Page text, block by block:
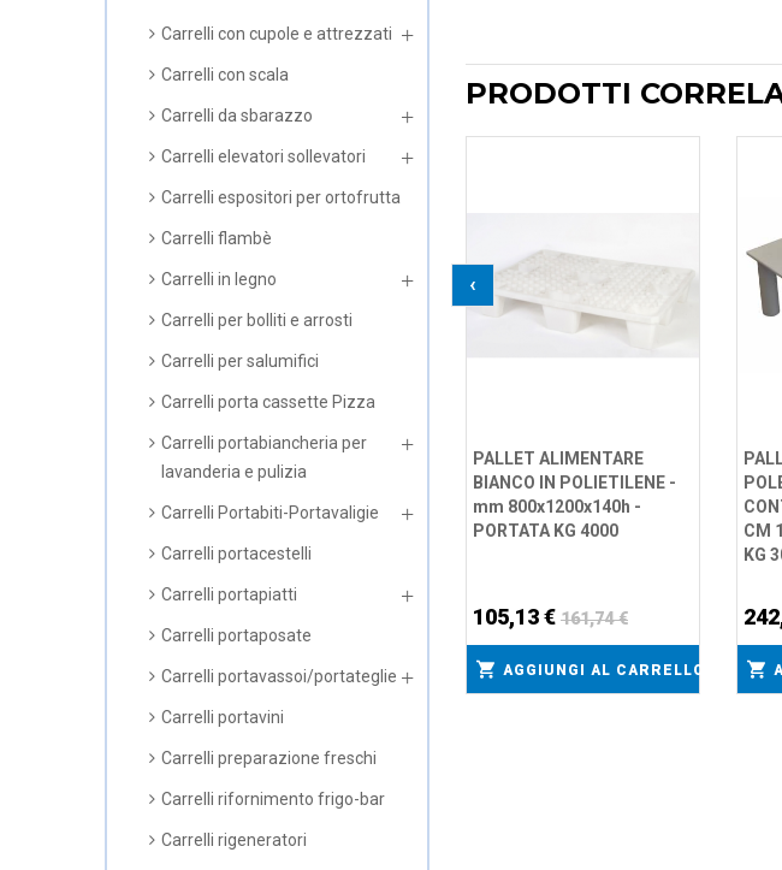
Carrelli con cupole e attrezzati
Carrelli con scala
Carrelli da sbarazzo
Carrelli elevatori sollevatori
Carrelli espositori per ortofrutta
Carrelli flambè
Carrelli in legno
Carrelli per bolliti e arrosti
Carrelli per salumifici
Carrelli porta cassette Pizza
Carrelli portabiancheria per
lavanderia e pulizia
Carrelli Portabiti-Portavaligie
Carrelli portacestelli
Carrelli portapiatti
Carrelli portaposate
Carrelli portavassoi/portateglie
Carrelli portavini
Carrelli preparazione freschi
Carrelli rifornimento frigo-bar
Carrelli rigeneratori
PRODOTTI
‹
PALLET ALIMENTARE
BIANCO IN POLIETILENE -
mm 800x1200x140h -
PORTATA KG 4000
105,13 € 161,74 €
AGGIUNGI AL CARRELLO
CM
KG